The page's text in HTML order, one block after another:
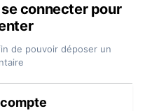
connecter pour
de pouvoir déposer un